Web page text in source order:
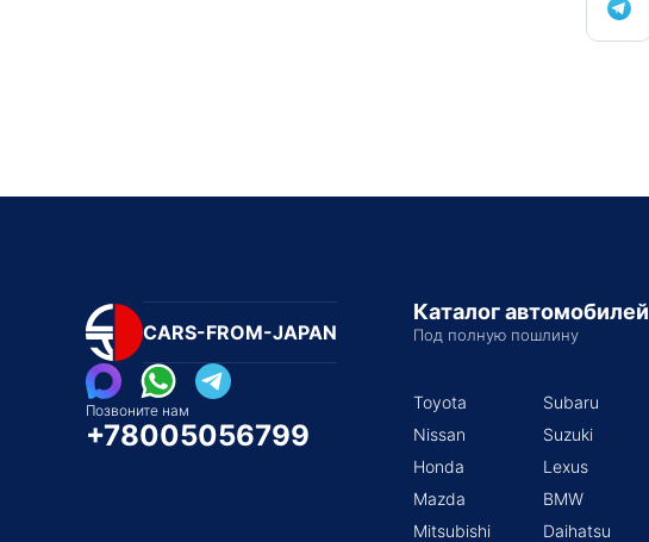
CARS-FROM-JAPAN
Позвоните нам
+78005056799
Каталог автомобилей
Под полную пошлину
Toyota
Nissan
Honda
Mazda
Mitsubishi
Subaru
Suzuki
Lexus
BMW
Daihatsu